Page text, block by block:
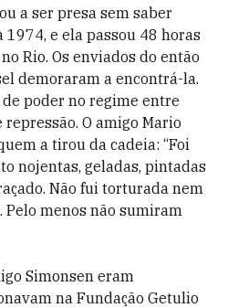
a ser presa sem saber
e ela passou 48 horas
Rio. Os enviados do então
demoraram a encontrá-la.
poder no regime entre
O amigo Mario
a tirou da cadeia: “Foi
nojentas, geladas, pintadas
Não fui torturada nem
Pelo menos não sumiram
Simonsen eram
na Fundação Getulio